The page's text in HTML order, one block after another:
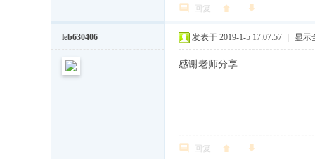
回复
leb630406 发表于 2019-1-5 17:07:57 显示
感谢老师分享
回复